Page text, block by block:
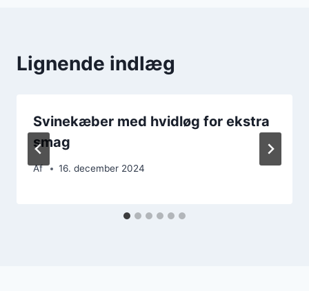
Lignende indlæg
Svinekæber med hvidløg for ekstra
smag
Af 16. december 2024